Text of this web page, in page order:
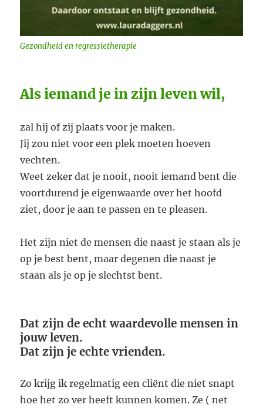
Gezondheid en regressietherapie
Als iemand je in zijn leven wil,
zal hij of zij plaats voor je maken.
Jij zou niet voor een plek moeten hoeven
vechten.
Weet zeker dat je nooit, nooit iemand bent die
voortdurend je eigenwaarde over het hoofd
ziet, door je aan te passen en te pleasen.
Het zijn niet de mensen die naast je staan als je
op je best bent, maar degenen die naast je
staan als je op je slechtst bent.
Dat zijn de echt waardevolle mensen in
jouw leven.
Dat zijn je echte vrienden.
Zo krijg ik regelmatig een cliënt die niet snapt
hoe het zo ver heeft kunnen komen. Ze ( net